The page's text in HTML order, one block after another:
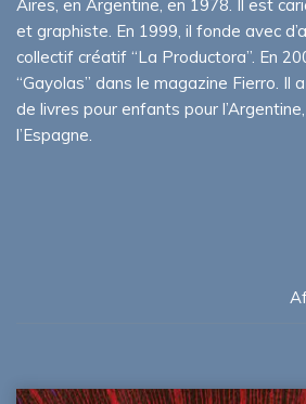
Aires, en Argentine, en 1978. Il est
et graphiste. En 1999, il fonde avec
collectif créatif “La Productora”. En
“Gayolas” dans le magazine Fierro. Il
de livres pour enfants pour
l’Espagne.